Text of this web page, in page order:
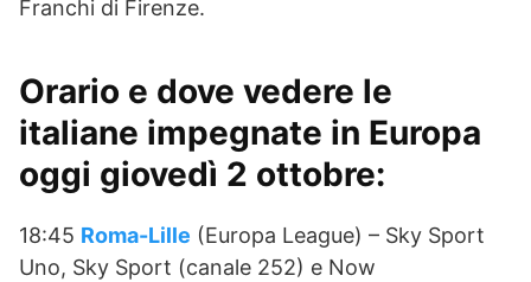
Franchi di Firenze.
Orario e dove vedere le
italiane impegnate in Europa
oggi giovedì 2 ottobre:
18:45 Roma-Lille (Europa League) – Sky Sport
Uno, Sky Sport (canale 252) e Now